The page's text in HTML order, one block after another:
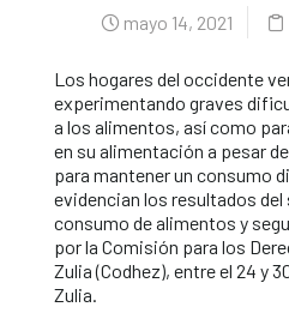
mayo 14, 2021
Los hogares del occidente
experimentando graves
a los alimentos, así como
en su alimentación a pesar
para mantener un consumo
evidencian los resultados del
consumo de alimentos y
por la Comisión para los
Zulia (Codhez), entre el 24 y
Zulia.